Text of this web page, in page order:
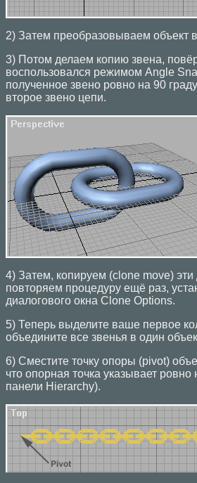
2) Затем преобразовываем объект
3) Потом делаем копию звена,
воспользовался режимом Angle
полученное звено ровно на 90
второе звено цепи.
4) Затем, копируем (clone move)
повторяем процедуру ещё раз,
диалогового окна Clone Options.
5) Теперь выделите ваше первое
объедините все звенья в один
6) Сместите точку опоры (pivot)
что опорная точка указывает
панели Hierarchy).